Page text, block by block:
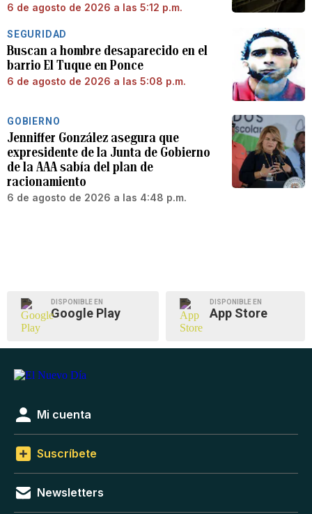
6 de agosto de 2026 a las 5:12 p.m.
SEGURIDAD
Buscan a hombre desaparecido en el
barrio El Tuque en Ponce
6 de agosto de 2026 a las 5:08 p.m.
GOBIERNO
Jenniffer González asegura que
expresidente de la Junta de Gobierno
de la AAA sabía del plan de
racionamiento
6 de agosto de 2026 a las 4:48 p.m.
DISPONIBLE EN
Google Play
DISPONIBLE EN
App Store
Mi cuenta
Suscríbete
Newsletters